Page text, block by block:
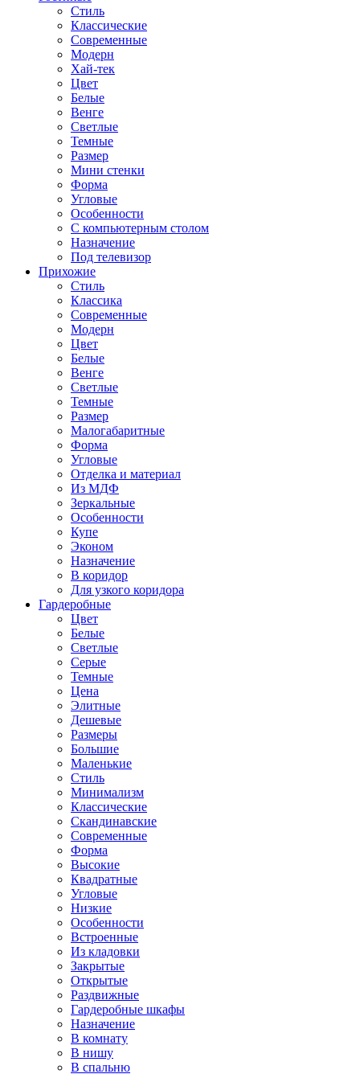
Стиль
Классические
Современные
Модерн
Хай-тек
Цвет
Белые
Венге
Светлые
Темные
Размер
Мини стенки
Форма
Угловые
Особенности
С компьютерным столом
Назначение
Под телевизор
Прихожие
Стиль
Классика
Современные
Модерн
Цвет
Белые
Венге
Светлые
Темные
Размер
Малогабаритные
Форма
Угловые
Отделка и материал
Из МДФ
Зеркальные
Особенности
Купе
Эконом
Назначение
В коридор
Для узкого коридора
Гардеробные
Цвет
Белые
Светлые
Серые
Темные
Цена
Элитные
Дешевые
Размеры
Большие
Маленькие
Стиль
Минимализм
Классические
Скандинавские
Современные
Форма
Высокие
Квадратные
Угловые
Низкие
Особенности
Встроенные
Из кладовки
Закрытые
Открытые
Раздвижные
Гардеробные шкафы
Назначение
В комнату
В нишу
В спальню